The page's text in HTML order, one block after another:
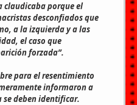
claudicaba porque el
desconfiados que
a la izquierda y a las
el caso que
forzada”.
para el resentimiento
informaron a
se deben identificar.